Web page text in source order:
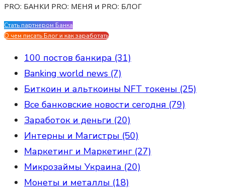
PRO: БАНКИ PRO: МЕНЯ и PRO: БЛОГ
Стать партнером Банка
О чем писать Блог и как заработать
100 постов банкира (31)
Banking world news (7)
Биткоин и альткоины NFT токены (25)
Все банковские новости сегодня (79)
Заработок и деньги (20)
Интерны и Магистры (50)
Маркетинг и Маркетинг (27)
Микрозаймы Украина (20)
Монеты и металлы (18)